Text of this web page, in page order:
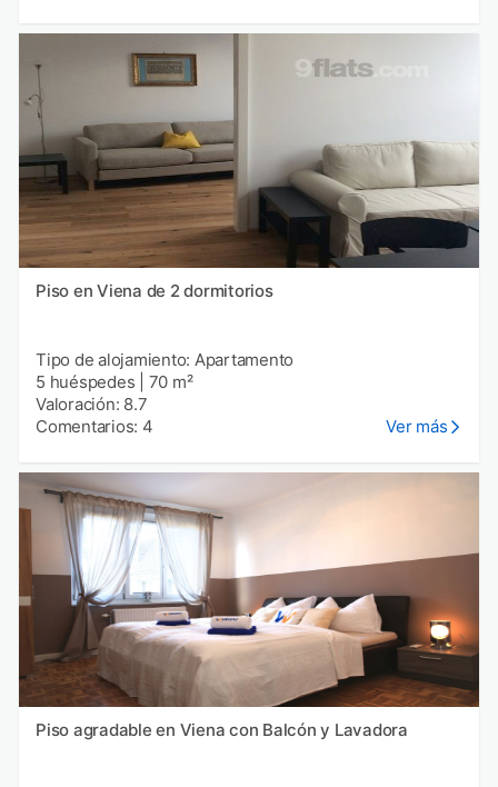
Piso en Viena de 2 dormitorios
Tipo de alojamiento: Apartamento
5 huéspedes
70 m²
Valoración: 8.7
Comentarios: 4
Ver más
Piso agradable en Viena con Balcón y Lavadora